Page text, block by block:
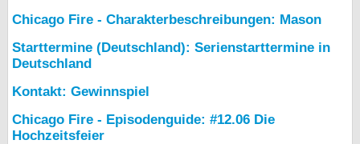
Chicago Fire - Charakterbeschreibungen: Mason
Starttermine (Deutschland): Serienstarttermine in
Deutschland
Kontakt: Gewinnspiel
Chicago Fire - Episodenguide: #12.06 Die
Hochzeitsfeier